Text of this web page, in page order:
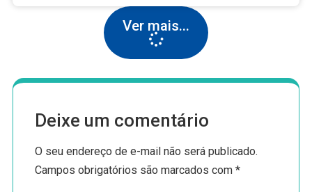
Ver mais...
Deixe um comentário
O seu endereço de e-mail não será publicado.
Campos obrigatórios são marcados com*